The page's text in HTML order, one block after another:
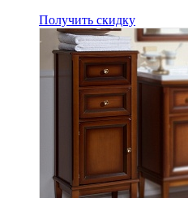
Получить скидку